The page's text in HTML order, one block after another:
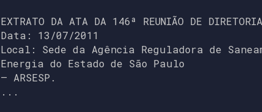
EXTRATO DA ATA DA 146ª REUNIÃO DE DIRETORIA
Data: 13/07/2011
Local: Sede da Agência Reguladora de
Energia do Estado de São Paulo
– ARSESP.
...